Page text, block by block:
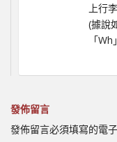
上行
(據說
「
發佈留言
發佈留言必須填寫的電